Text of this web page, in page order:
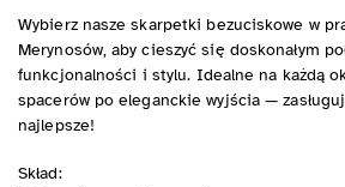
Wybierz nasze skarpetki bezuciskowe w
Merynosów, aby cieszyć się doskonałym
funkcjonalności i stylu. Idealne na każdą
spacerów po eleganckie wyjścia —
najlepsze!
Skład: